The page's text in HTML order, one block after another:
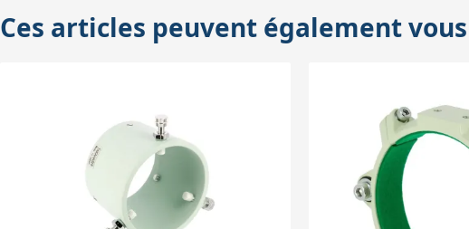
réglages initiaux pour un repositionnement
Ces articles peuvent également